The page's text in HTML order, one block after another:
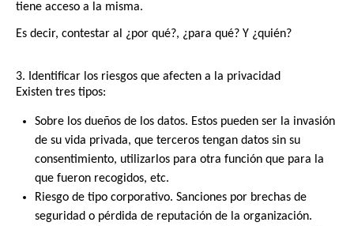
tiene acceso a la misma.
Es decir, contestar al ¿por qué?, ¿para qué? Y ¿quién?
3. Identificar los riesgos que afecten a la privacidad
Existen tres tipos:
Sobre los dueños de los datos. Estos pueden ser la invasión
de su vida privada, que terceros tengan datos sin su
consentimiento, utilizarlos para otra función que para la
que fueron recogidos, etc.
Riesgo de tipo corporativo. Sanciones por brechas de
seguridad o pérdida de reputación de la organización.